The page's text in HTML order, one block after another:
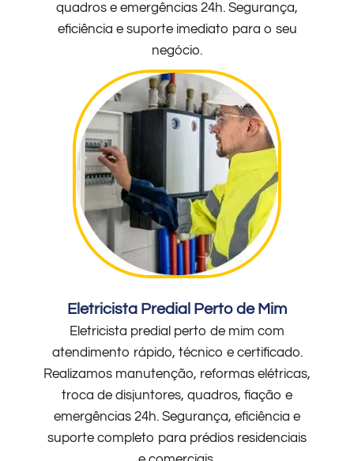
quadros e emergências 24h. Segurança,
eficiência e suporte imediato para o seu
negócio.
Eletricista Predial Perto de Mim
Eletricista predial perto de mim com
atendimento rápido, técnico e certificado.
Realizamos manutenção, reformas elétricas,
troca de disjuntores, quadros, fiação e
emergências 24h. Segurança, eficiência e
suporte completo para prédios residenciais